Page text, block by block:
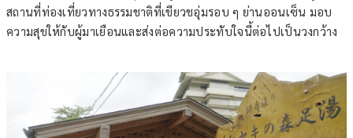
สถานที่ท่องเที่ยวทางธรรมชาติที่เขียวชอุ่มรอบ ๆ ย่านออนเซ็น มอบ
ความสุขให้กับผู้มาเยือนและส่งต่อความประทับใจนี้ต่อไปเป็นวงกว้าง